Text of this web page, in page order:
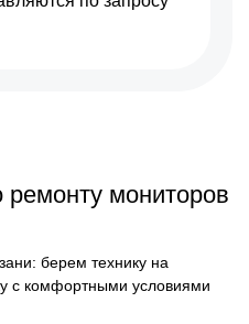
мониторов
берем технику на
с комфортными условиями